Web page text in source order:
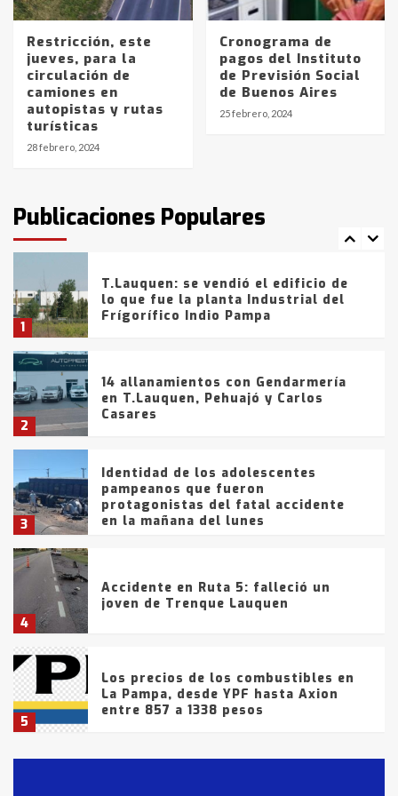
Restricción, este
jueves, para la
circulación de
camiones en
autopistas y rutas
turísticas
28 febrero, 2024
Cronograma de
pagos del Instituto
de Previsión Social
de Buenos Aires
25 febrero, 2024
Publicaciones Populares
La Pampa, desde YPF hasta Axion
entre 857 a 1338 pesos
6
La Bolsa de Cereales de Bahía
Blanca anticipa que Agosto vendrá
con lluvias y heladas, en gran parte
fueron detenidos por
comercialización de drogas en la
tarde del sábado
1
T.Lauquen: se vendió el edificio de
lo que fue la planta Industrial del
Frígorífico Indio Pampa
2
14 allanamientos con Gendarmería
en T.Lauquen, Pehuajó y Carlos
Casares
3
Identidad de los adolescentes
pampeanos que fueron
protagonistas del fatal accidente
en la mañana del lunes
4
Accidente en Ruta 5: falleció un
joven de Trenque Lauquen
5
Los precios de los combustibles en
La Pampa, desde YPF hasta Axion
entre 857 a 1338 pesos